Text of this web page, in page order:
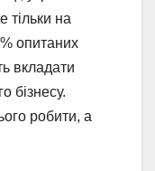
тільки на
опитаних
вкладати
бізнесу.
робити, а